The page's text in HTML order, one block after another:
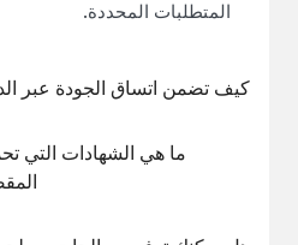
المتطلبات المحددة.
كيف تضمن اتساق الجودة عبر
ما هي الشهادات التي